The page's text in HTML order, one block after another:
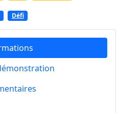
Défi